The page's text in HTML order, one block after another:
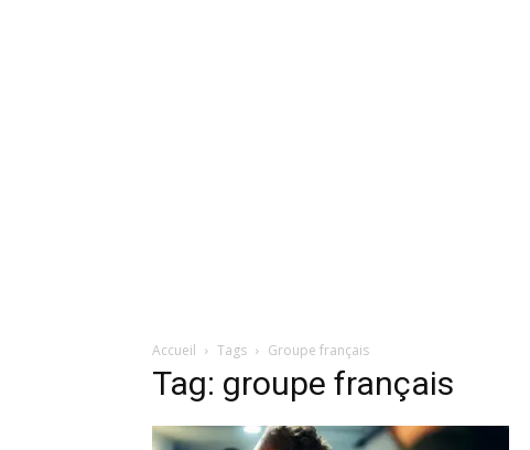
Accueil Tags Groupe français
Tag: groupe français